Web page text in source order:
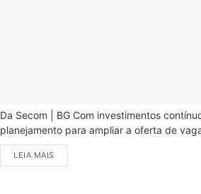
Da Secom | BG Com investimentos
planejamento para ampliar a oferta de
LEIA MAIS